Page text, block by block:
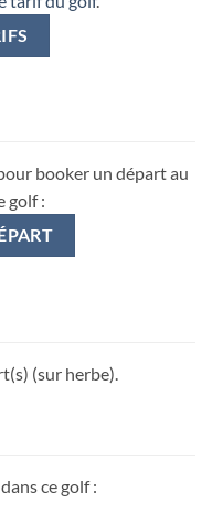
booker un départ au
golf :
(sur herbe).
ce golf :